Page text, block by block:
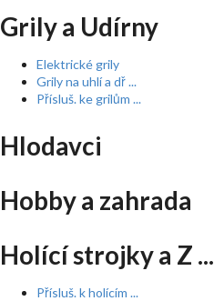
Grily a Udírny
Elektrické grily
Grily na uhlí a dř ...
Přísluš. ke grilům ...
Hlodavci
Hobby a zahrada
Holící strojky a Z ...
Přísluš. k holícím ...